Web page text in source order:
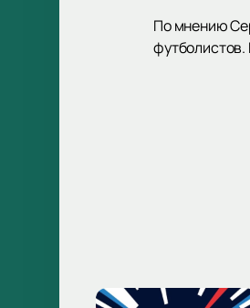
По мнению
футболистов.